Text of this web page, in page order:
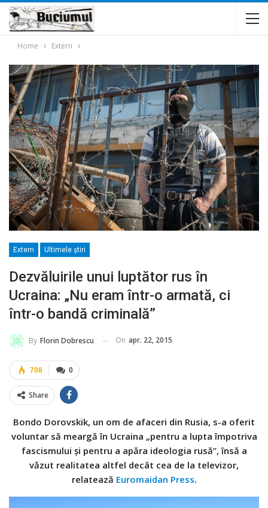
Home Extern
Extern Ultimele ştiri
Dezvăluirile unui luptător rus în
Ucraina: „Nu eram într-o armată, ci
într-o bandă criminală”
By Florin Dobrescu On apr. 22, 2015
0
708
Share
Bondo Dorovskik, un om de afaceri din Rusia, s-a oferit
voluntar să meargă în Ucraina „pentru a lupta împotriva
fascismului și pentru a apăra ideologia rusă”, însă a
văzut realitatea altfel decât cea de la televizor,
relatează Euromaidan Press.